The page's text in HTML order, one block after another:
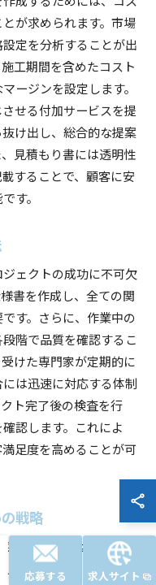
が求められます。市場
定を分析することが出
工期間を含めたコスト
ージンを設定します。
せる付加サービスを提
け出し、総合的な提案
見積もり書には透明性
することで、顧客に安
す。
ェクトの成功に不可欠
書を作成し、全ての関
す。さらに、作業中の
階で品質を確認するこ
けた専門家が定期的に
は迅速に対応する体制
ト完了後の検査を行
認します。これによ
足度を高めることが可
戦略
用することは、環境負
ます。まず、再生可能
応募する 求人サイト